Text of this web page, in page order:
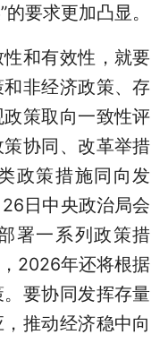
要求更加凸显。
和有效性，就要
非经济政策、存
策取向一致性评
协同、改革举措
政策措施同向发
日中央政治局会
署一系列政策措
2026年还将根据
要协同发挥存量
推动经济稳中向